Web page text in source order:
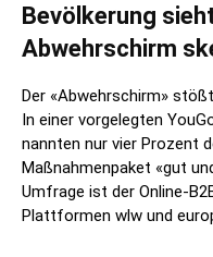
Bevölkerung
Abwehrschirm
Der «Abwehrschirm»
In einer vorgelegten
nannten nur vier Prozent
Maßnahmenpaket «gut
Umfrage ist der Online-
Plattformen wlw und